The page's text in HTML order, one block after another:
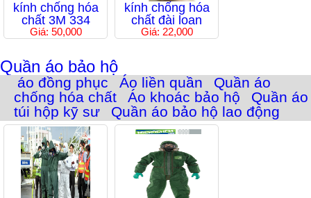
kính chống hóa
chất 3M 334
Giá: 50,000
kính chống hóa
chất đài loan
Giá: 22,000
Quần áo bảo hộ
áo đồng phục Áo liền quần
Quần áo
chống hóa chất
Áo khoác bảo hộ
Quần áo
túi hộp kỹ sư
Quần áo bảo hộ lao động